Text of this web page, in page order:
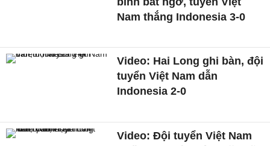
Nam thắng Indonesia 3-0
Video: Hai Long ghi bàn, đội
tuyển Việt Nam dẫn
Indonesia 2-0
Video: Đội tuyển Việt Nam